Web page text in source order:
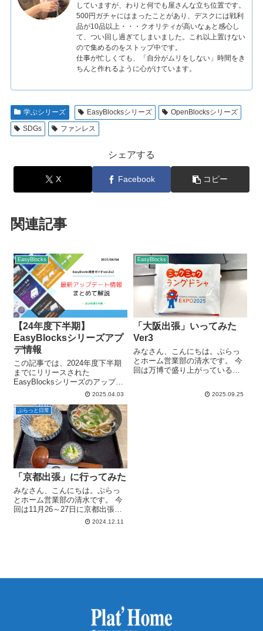
していますが、わりと何でも屋さんな立ち位置です。
500円ガチャにはまったことがあり、デスクには戦利
品が10品以上・・・クオリティが高いなぁと感心し
て、つい回し過ぎてしまいました。これ以上置けない
ので集めるのをストップ中です。
仕事が忙しくても、「自分がムリをしない」時間をき
ちんと作れるように心がけています。
学ぶシリーズ EasyBlocksシリーズ
OpenBlocksシリーズ
SDGs
ファンレス
シェアする
X Facebook コピー
関連記事
EasyBlocks
【24年度下半期】
EasyBlocksシリーズアプ
デ情報
この記事では、2024年度下半期
までにリリースされた
EasyBlocksシリーズのアップデ
ート情報について紹介していき
り、2025年度が始まりますが、
これまでEasyBlocksシリーズの
ソフトウェアアップ...
2025.04.03
EasyBlocks
「大阪出張」いってみた
Ver3
みなさん、こんにちは。ぷらっ
とホーム営業部の清水です。 今
回は万博で盛り上がっている大
大阪から心斎橋へ移動 万博の影
2025.09.25
ぷらっと日常
「京都出張」に行ってみた
みなさん、こんにちは。ぷらっ
とホーム営業部の清水です。 今
回は11月26～27日に京都出張に
行った際の模様をレポートして
2024.12.11